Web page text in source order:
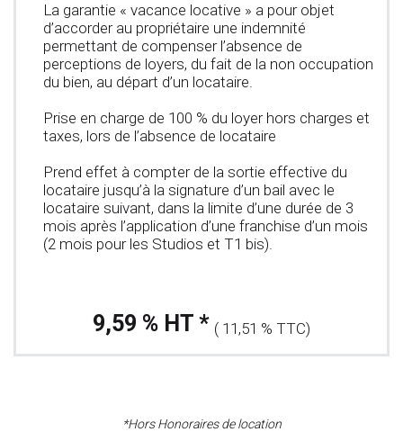
La garantie « vacance locative » a pour objet
d’accorder au propriétaire une indemnité
permettant de compenser l’absence de
perceptions de loyers, du fait de la non occupation
du bien, au départ d’un locataire.
Prise en charge de 100 % du loyer hors charges et
taxes, lors de l’absence de locataire
Prend effet à compter de la sortie effective du
locataire jusqu’à la signature d’un bail avec le
locataire suivant, dans la limite d’une durée de 3
mois après l’application d’une franchise d’un mois
(2 mois pour les Studios et T1 bis).
9,59 % HT * ( 11,51 % TTC)
*Hors Honoraires de location